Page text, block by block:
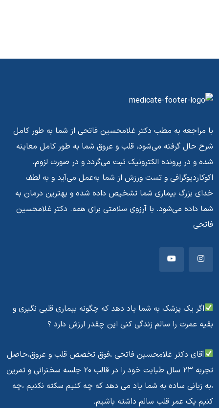
با مراجعه به مطب دکتر غلامحسین فاتحی از شما به طور کامل
شرح حال گرفته می‌شود، قلب و عروق شما به طور کامل معاینه
شده و در پرونده الکترونیک ثبت می‌گردد و در صورت لزوم،
اکوکاردیوگرافی و تست ورزش از شما به‌عمل می‌آید و به لطف
خدای بزرگ بیماری شما تشخیص داده شده و بهترین درمان به
شما داده می‌شود. با آرزوی سلامتی برای همه. دکتر غلامحسین
فاتحی
اگر یک پزشک به شما یاد دهد که چگونه بیماری قلبی نگیری و
بقیه عمرت را سالم زندگی کنی این چقدر ارزش دارد ؟
آقای دکتر غلامحسین فاتحی ،فوق تخصص قلب و عروق،حاصل
تجربه ۲۳ سال طبابت خود را در قالب ۲۰ جلسه سخنرانی و تمرین
،به زبانی ساده به شما یاد می دهد که چه کنیم سکته نکنیم ،چه
کنیم یک عمر قلب سالم داشته باشیم.